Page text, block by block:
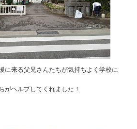
に来る父兄さんたちが気持ちよく学校に
がヘルプしてくれました！